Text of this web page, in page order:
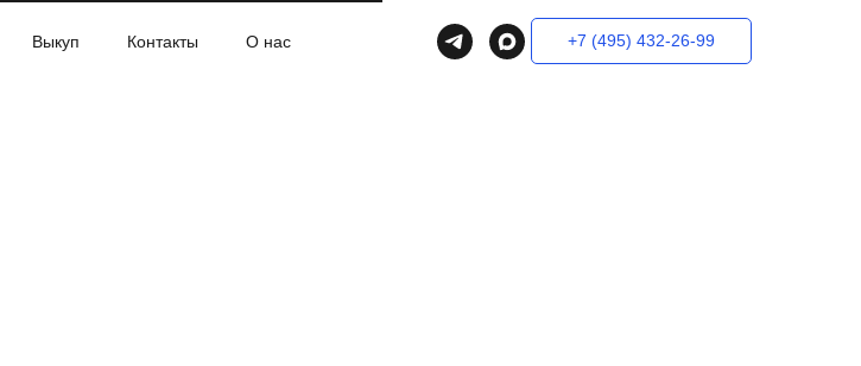
Выкуп Контакты О нас +7 (495) 432-26-99